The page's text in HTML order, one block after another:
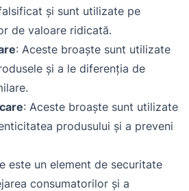
și sunt utilizate pe
de valoare ridicată.
: Aceste broaște sunt utilizate
și a le diferenția de
: Aceste broaște sunt utilizate
produsului și a preveni
este un element de securitate
consumatorilor și a